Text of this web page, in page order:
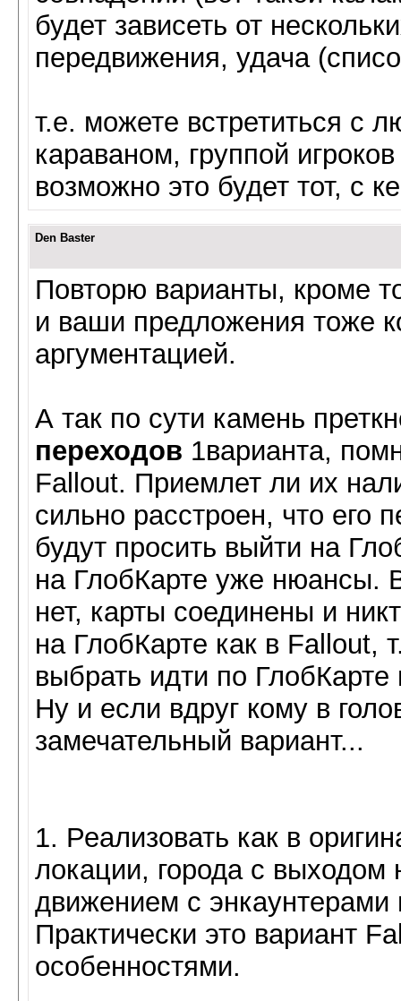
будет зависеть от
передвижения, удача
т.е. можете встретиться с
караваном, группой
возможно это будет тот, с
Den Baster
Повторю варианты, кроме
и ваши предложения тоже
аргументацией.
А так по сути камень
переходов 1варианта,
Fallout. Приемлет ли их
сильно расстроен, что его
будут просить выйти на
на ГлобКарте уже нюансы.
нет, карты соединены и
на ГлобКарте как в Fallout,
выбрать идти по
Ну и если вдруг кому в
замечательный вариант...
1. Реализовать как в
локации, города с
движением с энкаунтерами
Практически это вариант
особенностями.